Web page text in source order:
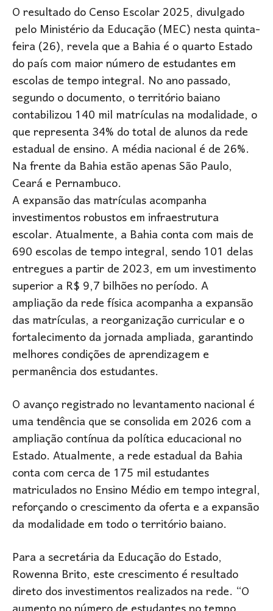
O resultado do Censo Escolar 2025, divulgado
pelo Ministério da Educação (MEC) nesta quinta-
feira (26), revela que a Bahia é o quarto Estado
do país com maior número de estudantes em
escolas de tempo integral. No ano passado,
segundo o documento, o território baiano
contabilizou 140 mil matrículas na modalidade, o
que representa 34% do total de alunos da rede
estadual de ensino. A média nacional é de 26%.
Na frente da Bahia estão apenas São Paulo,
Ceará e Pernambuco.
A expansão das matrículas acompanha
investimentos robustos em infraestrutura
escolar. Atualmente, a Bahia conta com mais de
690 escolas de tempo integral, sendo 101 delas
entregues a partir de 2023, em um investimento
superior a R$ 9,7 bilhões no período. A
ampliação da rede física acompanha a expansão
das matrículas, a reorganização curricular e o
fortalecimento da jornada ampliada, garantindo
melhores condições de aprendizagem e
permanência dos estudantes.
O avanço registrado no levantamento nacional é
uma tendência que se consolida em 2026 com a
ampliação contínua da política educacional no
Estado. Atualmente, a rede estadual da Bahia
conta com cerca de 175 mil estudantes
matriculados no Ensino Médio em tempo integral,
reforçando o crescimento da oferta e a expansão
da modalidade em todo o território baiano.
Para a secretária da Educação do Estado,
Rowenna Brito, este crescimento é resultado
direto dos investimentos realizados na rede. “O